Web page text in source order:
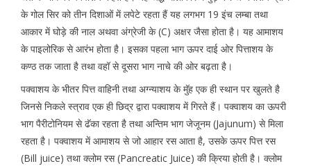
के गोल सिर को तीन दिशाओं में लपेटे रहता हैं यह लगभग 19 इंच लम्बा तथा
आकार में घोड़े की नाल अथवा अंग्रेजी के (C) अक्षर जैसा होता है। यह आमाशय
के पाइलोरिक से आरंभ होता है। इसका पहला भाग ऊपर दाई ओर पित्ताशय के
कण्ठ तक जाता है तथा वहॉ से दूसरा भाग नाचे की ओर बढ़ता है।
पक्वाशय के भीतर पित्त वाहिनी तथा अग्न्याशय के मुॅह एक ही स्थान पर खुलते है
जिनसे निकले स्त्राव एक ही छिद्र द्वारा पक्वाशय में गिरते हैं। पक्वाशय का ऊपरी
भाग पैरीटोनियम से ढॅका रहता है तथा अन्तिम भाग जेजूनम (Jajunum) से मिला
रहता है। पक्वाशय में आमाशय से जो आहार रस आता है, उसके ऊपर पित्त रस
(Bill juice) तथा क्लोम रस (Pancreatic Juice) की क्रिया होती है। क्लोम